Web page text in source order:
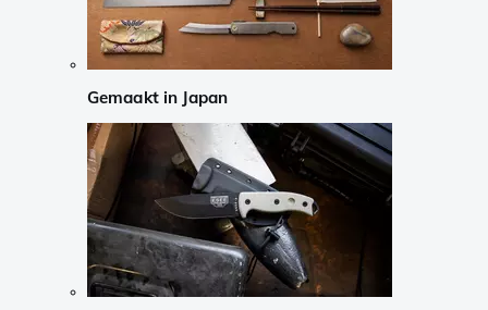
Gemaakt in Japan